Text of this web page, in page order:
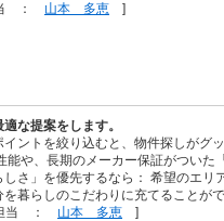
当 ： 山本 多恵 ]
な提案をします。
ントを絞り込むと、物件探しがグ
や、長期のメーカー保証がついた
さ」を優先するなら： 希望のエリ
暮らしのこだわりに充てることが
担当 ： 山本 多恵 ]